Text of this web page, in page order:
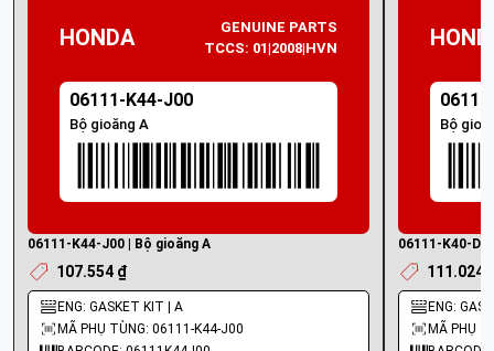
HONDA
GENUINE PARTS
TCCS: 01|2008|HVN
06111-K44-J00
Bộ gioăng A
06111-K44-J00 | Bộ gioăng A
107.554 ₫
ENG: GASKET KIT | A
MÃ PHỤ TÙNG: 06111-K44-J00
Bộ
06111-K40-
111.024
ENG:
MÃ PHỤ